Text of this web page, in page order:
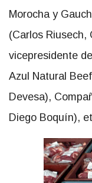
Morocha y
(Carlos
vicepresidente
Azul Natural
Devesa),
Diego Boquín),